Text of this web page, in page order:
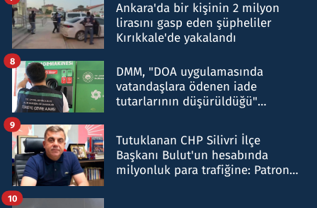
Ankara'da bir kişinin 2 milyon
lirasını gasp eden şüpheliler
Kırıkkale'de yakalandı
DMM, "DOA uygulamasında
vatandaşlara ödenen iade
tutarlarının düşürüldüğü"
8
Tutuklanan CHP Silivri İlçe
Başkanı Bulut'un hesabında
milyonluk para trafiğine: Patron
9
10